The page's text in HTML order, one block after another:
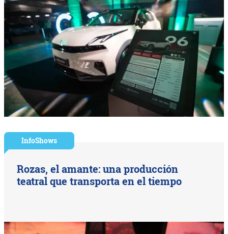
InfoShows
Rozas, el amante: una producción
teatral que transporta en el tiempo